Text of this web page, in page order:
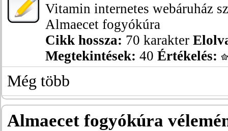
Vitamin internetes webáruház
Almaecet fogyókúra
Cikk hossza: 70 karakter
Megtekintések: 40 Értékelés:
Még több
Almaecet fogyókúra